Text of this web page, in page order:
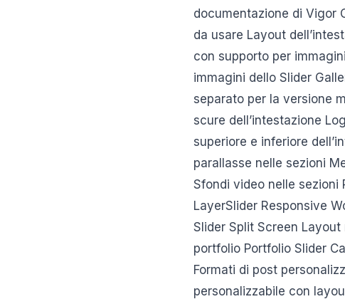
documentazione di Vigor
da usare Layout
con supporto per
immagini dello Slider
separato per la versione
scure dell’intestazione
superiore e inferiore
parallasse nelle sezioni
Sfondi video nelle sezioni
LayerSlider Responsive
Slider Split Screen
portfolio Portfolio Slider
Formati di post
personalizzabile con